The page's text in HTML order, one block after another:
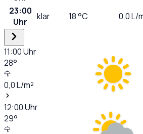
23:00
Uhr
klar 18°C 0,0L/
11:00Uhr
28°
0,0L/m²
12:00Uhr
29°